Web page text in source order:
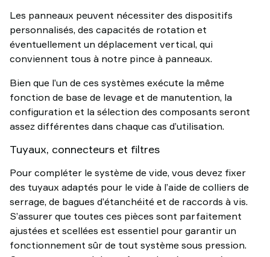
Les panneaux peuvent nécessiter des dispositifs
personnalisés, des capacités de rotation et
éventuellement un déplacement vertical, qui
conviennent tous à notre pince à panneaux.
Bien que l’un de ces systèmes exécute la même
fonction de base de levage et de manutention, la
configuration et la sélection des composants seront
assez différentes dans chaque cas d’utilisation.
Tuyaux, connecteurs et filtres
Pour compléter le système de vide, vous devez fixer
des tuyaux adaptés pour le vide à l’aide de colliers de
serrage, de bagues d’étanchéité et de raccords à vis.
S’assurer que toutes ces pièces sont parfaitement
ajustées et scellées est essentiel pour garantir un
fonctionnement sûr de tout système sous pression.